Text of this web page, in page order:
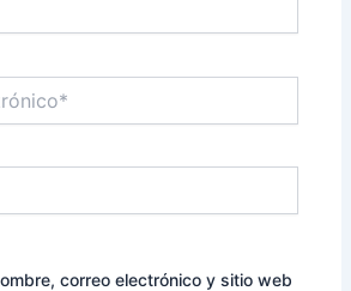
correo electrónico y sitio web